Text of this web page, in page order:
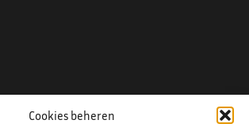
Cookies beheren